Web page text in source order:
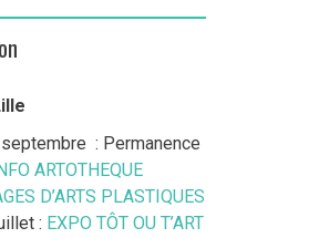
: Permanence
ARTOTHEQUE
D’ARTS PLASTIQUES
: EXPO TÔT OU T’ART